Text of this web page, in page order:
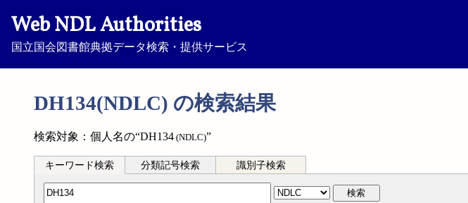
Web NDL Authorities
国立国会図書館典拠データ検索・提供サービス
DH134(NDLC) の検索結果
検索対象：個人名の“DH134 (NDLC)”
キーワード検索 分類記号検索 識別子検索
分類記号検索 検索